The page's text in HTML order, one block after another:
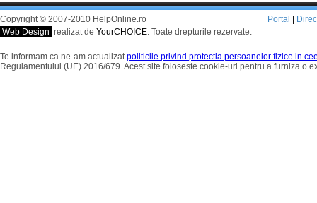
Copyright © 2007-2010 HelpOnline.ro
Web Design realizat de YourCHOICE. Toate drepturile rezervate.
Portal
Te informam ca ne-am actualizatpoliticile privind protectia persoanelor fizice in
Regulamentului (UE) 2016/679. Acest site foloseste cookie-uri pentru a furniza o